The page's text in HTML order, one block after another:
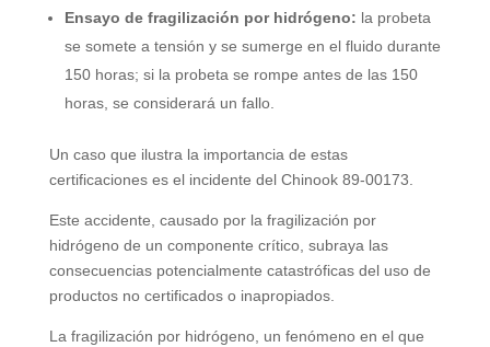
Ensayo de fragilización por hidrógeno: la probeta
se somete a tensión y se sumerge en el fluido durante
150 horas; si la probeta se rompe antes de las 150
horas, se considerará un fallo.
Un caso que ilustra la importancia de estas
certificaciones es el incidente del Chinook 89-00173.
Este accidente, causado por la fragilización por
hidrógeno de un componente crítico, subraya las
consecuencias potencialmente catastróficas del uso de
productos no certificados o inapropiados.
La fragilización por hidrógeno, un fenómeno en el que